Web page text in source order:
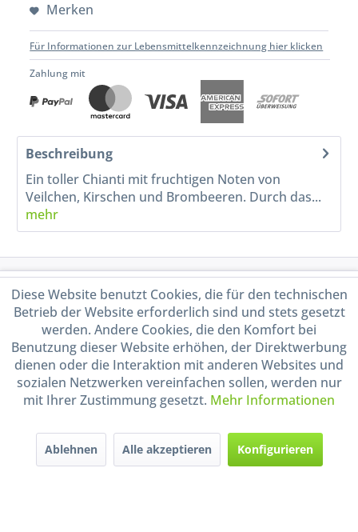
Merken
Für Informationen zur Lebensmittelkennzeichnung hier klicken
Zahlung mit
Beschreibung
Ein toller Chianti mit fruchtigen Noten von
Veilchen, Kirschen und Brombeeren. Durch das...
mehr
Service Hotline
Shop Service
Informationen
Handel mit BIO-Weinen
durch DE-ÖKO-009
Diese Website benutzt Cookies, die für den technischen
Betrieb der Website erforderlich sind und stets gesetzt
werden. Andere Cookies, die den Komfort bei
Benutzung dieser Website erhöhen, der Direktwerbung
dienen oder die Interaktion mit anderen Websites und
sozialen Netzwerken vereinfachen sollen, werden nur
mit Ihrer Zustimmung gesetzt. Mehr Informationen
Ablehnen Alle akzeptieren Konfigurieren